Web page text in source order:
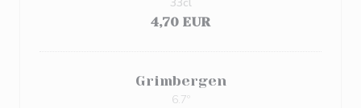
4,70 EUR
Grimbergen
6.7º